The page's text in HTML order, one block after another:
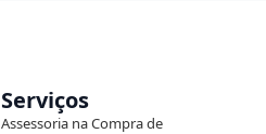
Serviços
Assessoria na Compra de